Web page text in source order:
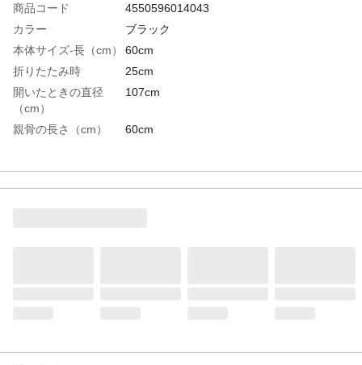
商品コード
4550596014043
カラー
ブラック
本体サイズ-長（cm）
60cm
折りたたみ時
25cm
開いたときの直径
（cm）
107cm
親骨の長さ（cm）
60cm
重量（g）
180g
材質・素材
生地：ポリエステル